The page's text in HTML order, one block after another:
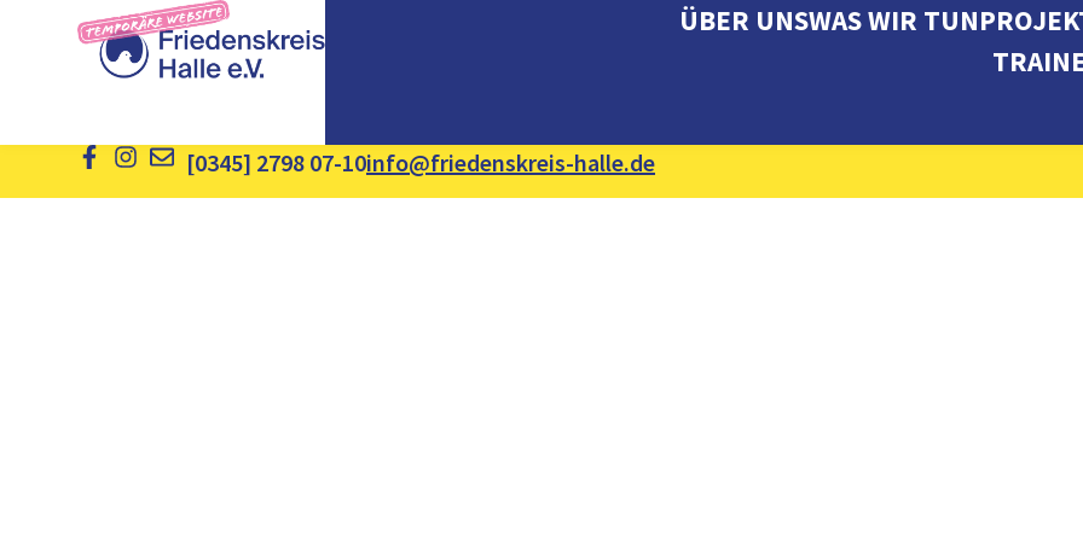
ÜBER UNSWAS WIR TUN
[0345] 2798 07-10info@friedenskreis-halle.de